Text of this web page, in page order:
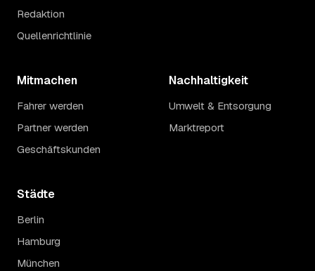
Redaktion
Quellenrichtlinie
Mitmachen
Fahrer werden
Partner werden
Geschäftskunden
Nachhaltigkeit
Umwelt & Entsorgung
Marktreport
Städte
Berlin
Hamburg
München